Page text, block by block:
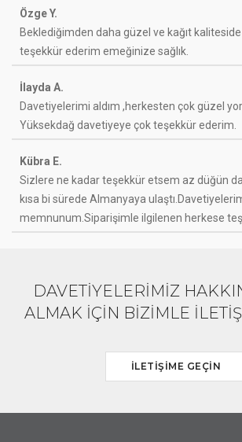
Özge Y.
Beklediğimden daha güzel ve kağıt
teşekkür ederim emeğinize sağlık.
İlayda A.
Davetiyelerimi aldım ,herkesten çok güzel
Yüksekdağ davetiyeye çok teşekkür ederim.
Kübra E.
Sizlere ne kadar teşekkür etsem az düğün
kısa bi sürede Almanyaya
memnunum.Siparişimle ilgilenen herkese
DAVETİYELERİMİZ
ALMAK İÇİN BİZİMLE
İLETİŞİME GEÇİN